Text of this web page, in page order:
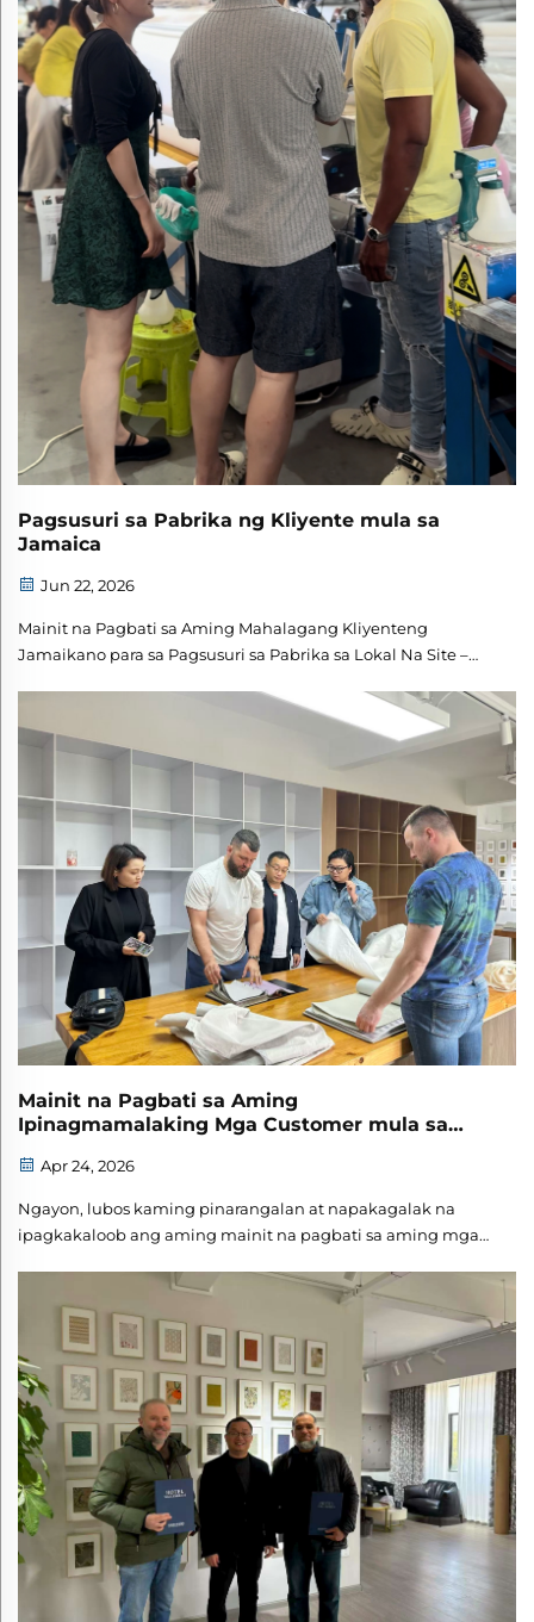
Pagsusuri sa Pabrika ng Kliyente mula sa
Jamaica
Jun 22, 2026
Mainit na Pagbati sa Aming Mahalagang Kliyenteng
Jamaikano para sa Pagsusuri sa Pabrika sa Lokal Na Site –
na pagbati sa aming pinahahalagahan kliyenteng
Jamaikano upang bisitahin ang aming pabrika ng
wallpaper sa Hangzhou para sa pagsusuri sa lokasyon at
Mainit na Pagbati sa Aming
Ipinagmamalaking Mga Customer mula sa
Apr 24, 2026
Ngayon, lubos kaming pinarangalan at napakagalak na
ipagkakaloob ang aming mainit na pagbati sa aming mga
malayo upang bisitahin ang aming kumpanya. Ang
pagkakaroon ninyo rito ay isang dakilang kasiyahan, at
lubos naming pinahahalagahan ang mahalagang
oportunidad na ito...